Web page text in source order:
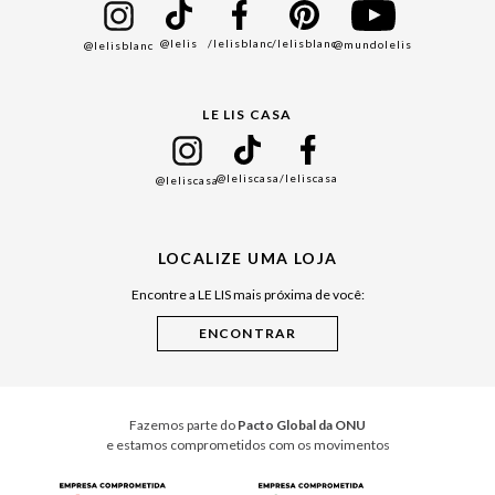
Black Friday
Cuidados Casa
@lelisblanc @lelis /lelisblanc/lelisblanc@mundolelis
LE LIS CASA
@leliscasa@leliscasa/leliscasa
LOCALIZE UMA LOJA
Encontre a LE LIS mais próxima de você:
Fazemos parte do Pacto Global da ONU
e estamos comprometidos com os movimentos